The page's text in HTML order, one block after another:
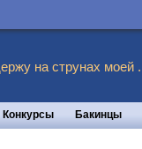
на струнах моей
Конкурсы Бакинцы